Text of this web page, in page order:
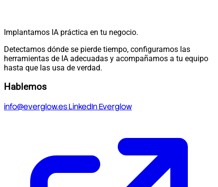
Implantamos IA práctica en tu negocio.
Detectamos dónde se pierde tiempo, configuramos las
herramientas de IA adecuadas y acompañamos a tu equipo
hasta que las usa de verdad.
Hablemos
info@everglow.esLinkedIn Everglow